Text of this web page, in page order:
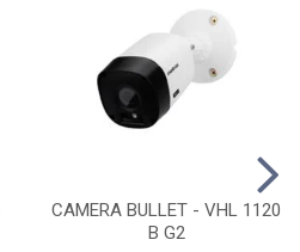
CAMERA BULLET - VHL 1120
B G2